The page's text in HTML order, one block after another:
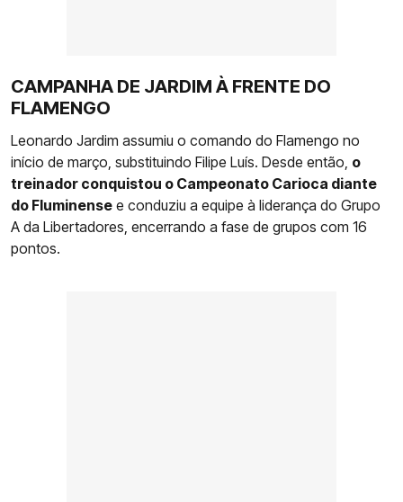
CAMPANHA DE JARDIM À FRENTE DO
FLAMENGO
Leonardo Jardim assumiu o comando do Flamengo no
início de março, substituindo Filipe Luís. Desde então, o
treinador conquistou o Campeonato Carioca diante
do Fluminense e conduziu a equipe à liderança do Grupo
A da Libertadores, encerrando a fase de grupos com 16
pontos.